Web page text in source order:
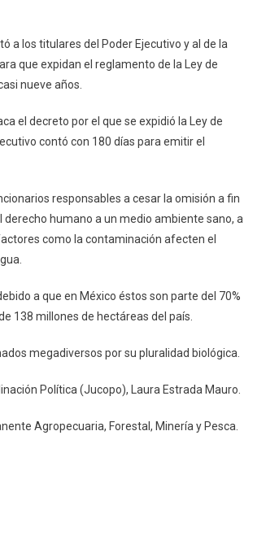
a los titulares del Poder Ejecutivo y al de la
que expidan el reglamento de la Ley de
nueve años.
el decreto por el que se expidió la Ley de
contó con 180 días para emitir el
responsables a cesar la omisión a fin
humano a un medio ambiente sano, a
como la contaminación afecten el
a que en México éstos son parte del 70%
138 millones de hectáreas del país.
megadiversos por su pluralidad biológica.
Política (Jucopo), Laura Estrada Mauro.
Agropecuaria, Forestal, Minería y Pesca.